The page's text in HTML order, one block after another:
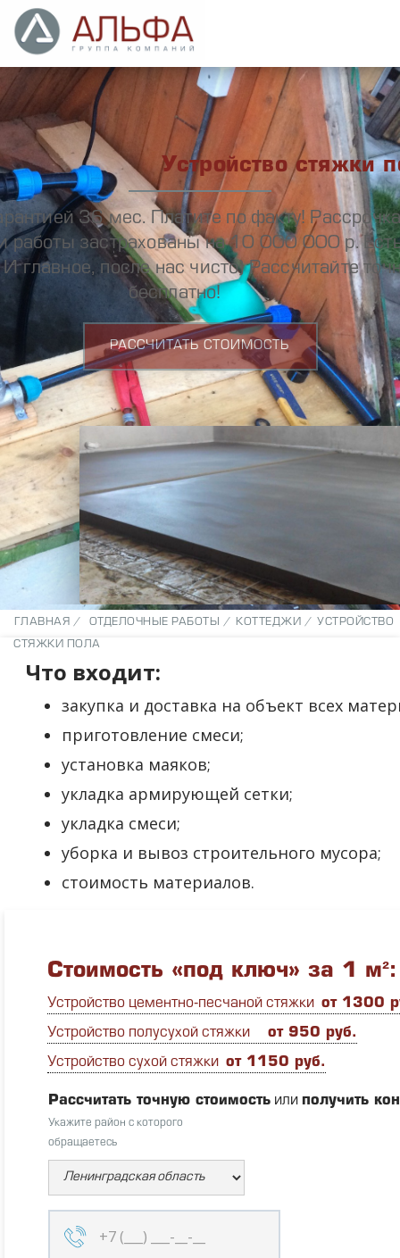
Устройство стяжки
36 мес. Платите по факту!
застрахованы на 10 000 000 р.
главное, после нас чисто) Рассчитайте
бесплатно!
РАССЧИТАТЬ СТОИМОСТЬ
ГЛАВНАЯ / ОТДЕЛОЧНЫЕ РАБОТЫ / КОТТЕДЖИ / УСТРОЙСТВО
СТЯЖКИ ПОЛА
Что входит:
закупка и доставка на объект всех
приготовление смеси;
установка маяков;
укладка армирующей сетки;
укладка смеси;
уборка и вывоз строительного мусора;
стоимость материалов.
Стоимость «под ключ» за 1 м²:
Устройство цементно-песчаной стяжки от 1300
Устройство полусухой стяжки от 950 руб.
Устройство сухой стяжки от 1150 руб.
Рассчитать точную стоимость илиполучить
Укажите район с которого
обращаетесь